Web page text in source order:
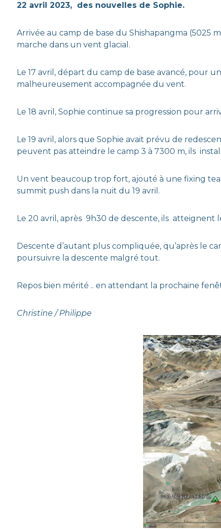
22 avril 2023, des nouvelles de Sophie.
Arrivée au camp de base du Shishapangma (5025
marche dans un vent glacial.
Le 17 avril, départ du camp de base avancé, pour
malheureusement accompagnée du vent.
Le 18 avril, Sophie continue sa progression pour
Le 19 avril, alors que Sophie avait prévu de
peuvent pas atteindre le camp 3 à 7300 m, ils
Un vent beaucoup trop fort, ajouté à une fixing
summit push dans la nuit du 19 avril.
Le 20 avril, après 9h30 de descente, ils atteignent
Descente d’autant plus compliquée, qu’après le
poursuivre la descente malgré tout.
Repos bien mérité .. en attendant la prochaine
Christine / Philippe